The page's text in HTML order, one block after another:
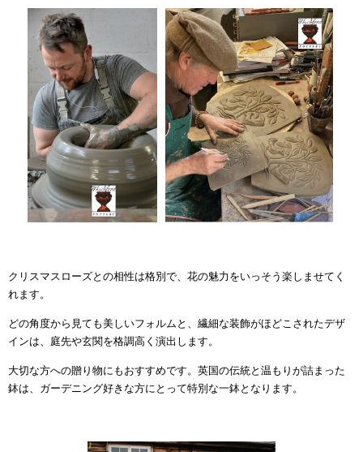
クリスマスローズとの相性は格別で、花の魅力をいっそう楽しませてく
れます。
どの角度から見ても美しいフォルムと、繊細な装飾がほどこされたデザ
インは、庭先や玄関を格調高く演出します。
大切な方への贈り物にもおすすめです。英国の伝統と温もりが詰まった
鉢は、ガーデニング好きな方にとって特別な一鉢となります。